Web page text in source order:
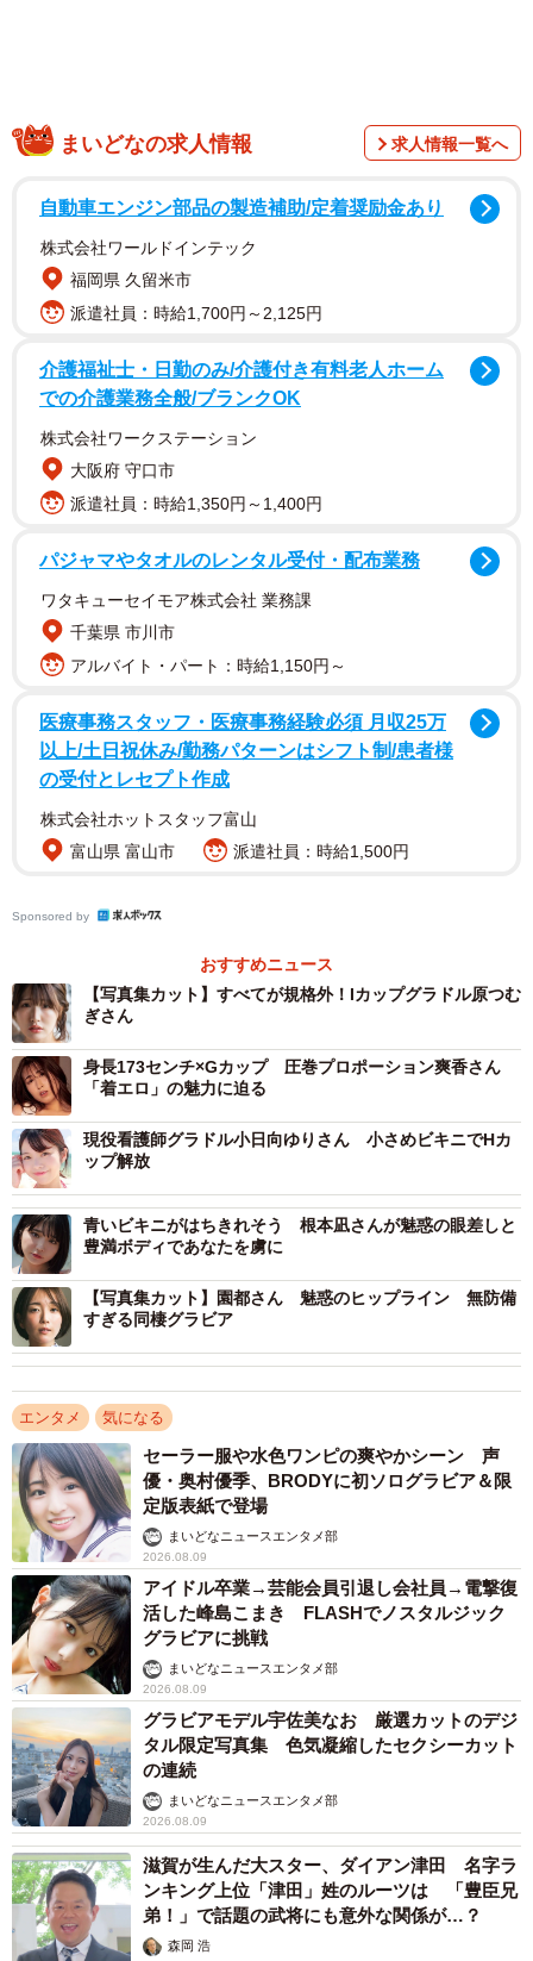
兵庫県生まれ。写真集『まいぺーす。』（徳間書店）が発
売中。活動の詳細は公式インスタグラムやX（ともに
@haratsumugi）
まいどなの求人情報 求人情報一覧へ
自動車エンジン部品の製造補助/定着奨励金あり
株式会社ワールドインテック
福岡県 久留米市
派遣社員：時給1,700円～2,125円
介護福祉士・日勤のみ/介護付き有料老人ホーム
での介護業務全般/ブランクOK
株式会社ワークステーション
大阪府 守口市
派遣社員：時給1,350円～1,400円
パジャマやタオルのレンタル受付・配布業務
ワタキューセイモア株式会社 業務課
千葉県 市川市
アルバイト・パート：時給1,150円～
医療事務スタッフ・医療事務経験必須 月収25万
以上/土日祝休み/勤務パターンはシフト制/患者様
の受付とレセプト作成
株式会社ホットスタッフ富山
富山県 富山市
派遣社員：時給1,500円
Sponsored by
おすすめニュース
【写真集カット】すべてが規格外！Iカップグラドル原つむ
ぎさん
身長173センチ×Gカップ 圧巻プロポーション爽香さん
「着エロ」の魅力に迫る
現役看護師グラドル小日向ゆりさん 小さめビキニでHカ
ップ解放
青いビキニがはちきれそう 根本凪さんが魅惑の眼差しと
豊満ボディであなたを虜に
【写真集カット】園都さん 魅惑のヒップライン 無防備
すぎる同棲グラビア
エンタメ 気になる
セーラー服や水色ワンピの爽やかシーン 声
優・奥村優季、BRODYに初ソログラビア＆限
定版表紙で登場
まいどなニュースエンタメ部
2026.08.09
アイドル卒業→芸能会員引退し会社員→電撃復
活した峰島こまき FLASHでノスタルジック
グラビアに挑戦
まいどなニュースエンタメ部
2026.08.09
グラビアモデル宇佐美なお 厳選カットのデジ
タル限定写真集 色気凝縮したセクシーカット
の連続
まいどなニュースエンタメ部
2026.08.09
滋賀が生んだ大スター、ダイアン津田 名字ラ
ンキング上位「津田」姓のルーツは 「豊臣兄
弟！」で話題の武将にも意外な関係が…？
森岡 浩